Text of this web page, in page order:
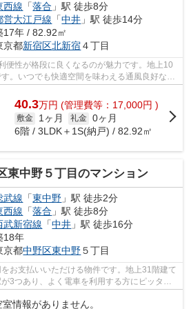
西線 「落合 」駅 徒歩8分
営大江戸線 「中井 」駅 徒歩14分
17年 / 82.92㎡
京都新宿区北新宿４丁目
便性が格段に良くなるのが魅力です。地上10
。いつでも快適空間を味わえる通風良好な気
物件をア...
40.3万円 (管理費等：17,000円 )
敷金 1ヶ月 礼金 0ヶ月
6階 / 3LDK＋1S(納戸) / 82.92㎡
東中野５丁目のマンション
武線 「東中野 」駅 徒歩2分
西線 「落合 」駅 徒歩8分
武新宿線 「中井 」駅 徒歩16分
18年
京都中野区東中野５丁目
お支払いいただける物件です。地上31階建て
3つあり、よく電車を利用する方にピッタリ
きの物件...
情報がありません。